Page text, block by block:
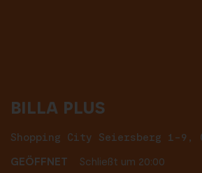
BILLA PLUS
Shopping City Seiersberg 1-9,
GEÖFFNET
Schließt um 20:00